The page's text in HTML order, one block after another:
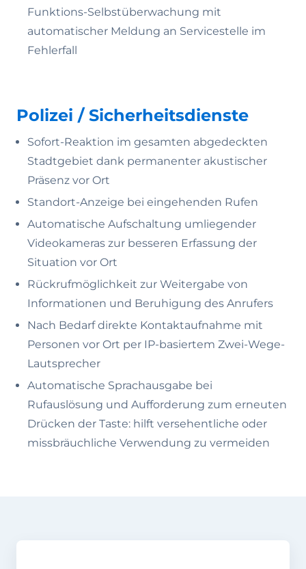
Funktions-Selbstüberwachung mit
automatischer Meldung an Servicestelle im
Fehlerfall
Polizei / Sicherheitsdienste
Sofort-Reaktion im gesamten abgedeckten
Stadtgebiet dank permanenter akustischer
Präsenz vor Ort
Standort-Anzeige bei eingehenden Rufen
Automatische Aufschaltung umliegender
Videokameras zur besseren Erfassung der
Situation vor Ort
Rückrufmöglichkeit zur Weitergabe von
Informationen und Beruhigung des Anrufers
Nach Bedarf direkte Kontaktaufnahme mit
Personen vor Ort per IP-basiertem Zwei-Wege-
Lautsprecher
Automatische Sprachausgabe bei
Rufauslösung und Aufforderung zum erneuten
Drücken der Taste: hilft versehentliche oder
missbräuchliche Verwendung zu vermeiden